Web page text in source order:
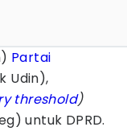
Partai
Udin),
threshold)
untuk DPRD.